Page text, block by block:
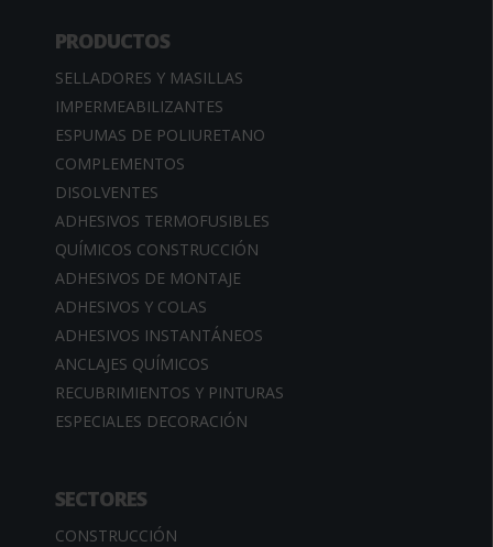
PRODUCTOS
SELLADORES Y MASILLAS
IMPERMEABILIZANTES
ESPUMAS DE POLIURETANO
COMPLEMENTOS
DISOLVENTES
ADHESIVOS TERMOFUSIBLES
QUÍMICOS CONSTRUCCIÓN
ADHESIVOS DE MONTAJE
ADHESIVOS Y COLAS
ADHESIVOS INSTANTÁNEOS
ANCLAJES QUÍMICOS
RECUBRIMIENTOS Y PINTURAS
ESPECIALES DECORACIÓN
SECTORES
CONSTRUCCIÓN